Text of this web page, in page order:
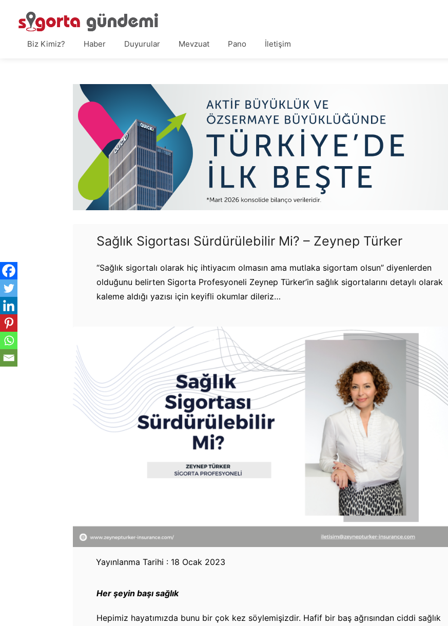
Biz Kimiz? Haber Duyurular Mevzuat Pano İletişim
Sağlık Sigortası Sürdürülebilir Mi? – Zeynep Türker
“Sağlık sigortalı olarak hiç ihtiyacım olmasın ama mutlaka sigortam olsun” diyenlerden
olduğunu belirten Sigorta Profesyoneli Zeynep Türker’in sağlık sigortalarını detaylı olarak
kaleme aldığı yazısı için keyifli okumlar dileriz…
Yayınlanma Tarihi : 18 Ocak 2023
Her şeyin başı sağlık
Hepimiz hayatımızda bunu bir çok kez söylemişizdir. Hafif bir baş ağrısından ciddi sağlık